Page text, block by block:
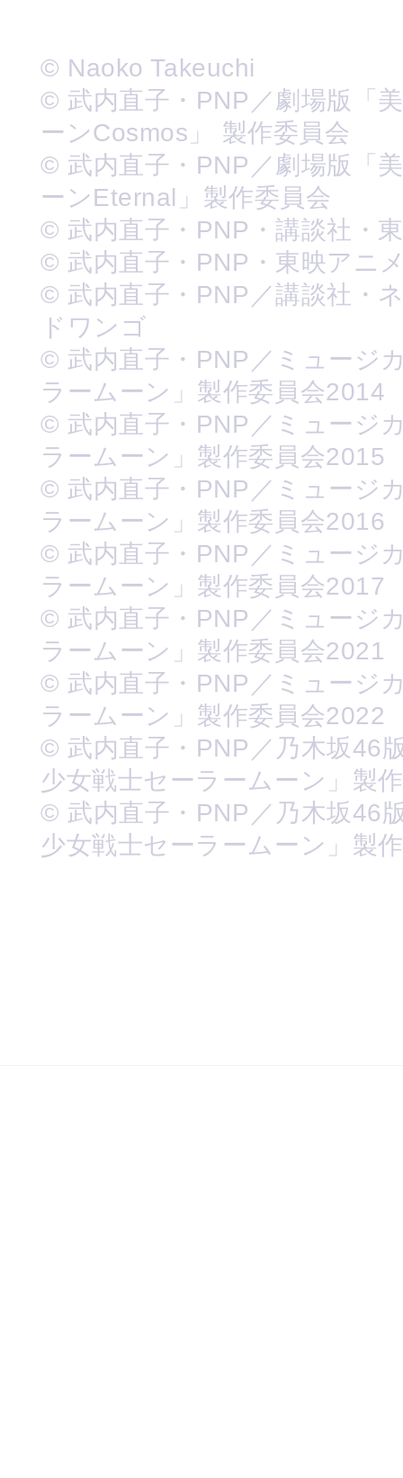
© Naoko Takeuchi
© 武内直子・PNP／劇場版「
ーンCosmos」 製作委員会
© 武内直子・PNP／劇場版「
ーンEternal」製作委員会
© 武内直子・PNP・講談社・
© 武内直子・PNP・東映アニ
© 武内直子・PNP／講談社・
ドワンゴ
© 武内直子・PNP／ミュージ
ラームーン」製作委員会2014
© 武内直子・PNP／ミュージ
ラームーン」製作委員会2015
© 武内直子・PNP／ミュージ
ラームーン」製作委員会2016
© 武内直子・PNP／ミュージ
ラームーン」製作委員会2017
© 武内直子・PNP／ミュージ
ラームーン」製作委員会2021
© 武内直子・PNP／ミュージ
ラームーン」製作委員会2022
© 武内直子・PNP／乃木坂46
少女戦士セーラームーン」製
© 武内直子・PNP／乃木坂46
少女戦士セーラームーン」製